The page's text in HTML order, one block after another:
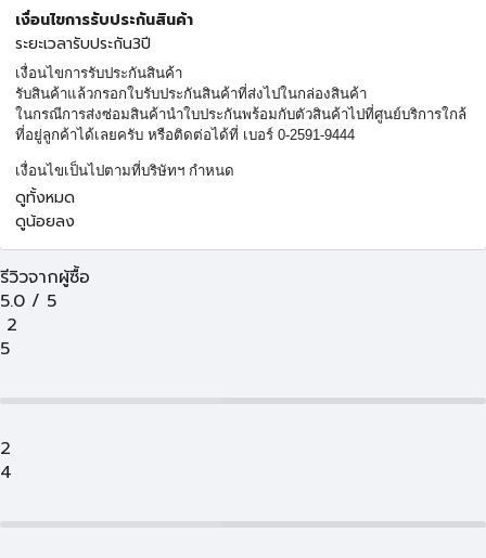
เงื่อนไขการรับประกันสินค้า
ระยะเวลารับประกัน3ปี
เงื่อนไขการรับประกันสินค้า
รับสินค้าแล้วกรอกใบรับประกันสินค้าที่ส่งไปในกล่องสินค้า
ในกรณีการส่งซ่อมสินค้านำใบประกันพร้อมกับตัวสินค้าไปที่ศูนย์บริการใกล้
ที่อยู่ลูกค้าได้เลยครับ หรือติดต่อได้ที่ เบอร์ 0-2591-9444
เงื่อนไขเป็นไปตามที่บริษัทฯ กําหนด
ดูทั้งหมด
ดูน้อยลง
รีวิวจากผู้ซื้อ
5.0 / 5
2
5
2
4